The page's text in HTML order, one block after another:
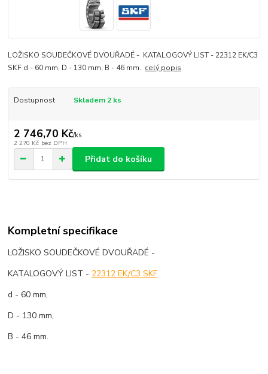
LOŽISKO SOUDEČKOVÉ DVOUŘADÉ - KATALOGOVÝ LIST - 22312 EK/C3
SKF d - 60 mm, D - 130 mm, B - 46 mm. celý popis
Dostupnost Skladem 2 ks
2 746,70 Kč/ks
2 270 Kč bez DPH
Přidat do košíku
Kompletní specifikace
LOŽISKO SOUDEČKOVÉ DVOUŘADÉ -
KATALOGOVÝ LIST - 22312 EK/C3 SKF
d - 60 mm,
D - 130 mm,
B - 46 mm.